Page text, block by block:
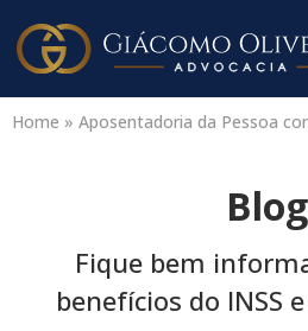
Home » Aposentadoria da Pessoa
Blog
Fique bem
benefícios do INSS